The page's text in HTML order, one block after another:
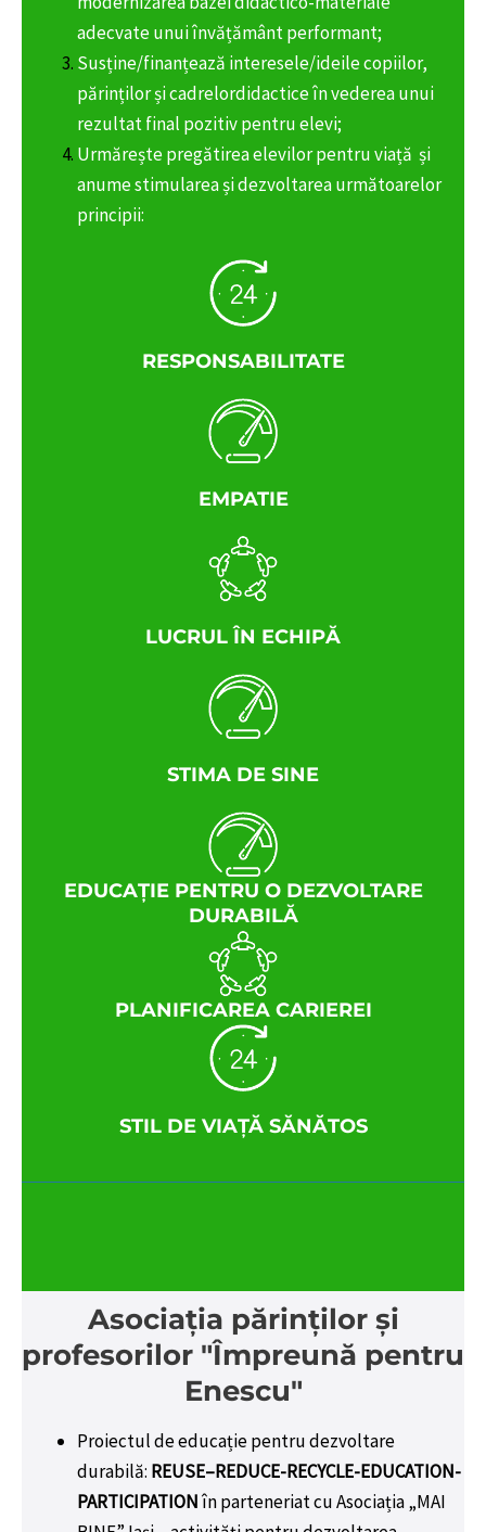
adecvate unui învățământ performant;
Susține/finanțează interesele/ideile copiilor,
părinților și cadrelordidactice în vederea unui
rezultat final pozitiv pentru elevi;
Urmărește pregătirea elevilor pentru viață și
anume stimularea și dezvoltarea următoarelor
principii:
RESPONSABILITATE
EMPATIE
LUCRUL ÎN ECHIPĂ
STIMA DE SINE
EDUCAȚIE PENTRU O DEZVOLTARE
DURABILĂ
PLANIFICAREA CARIEREI
STIL DE VIAȚĂ SĂNĂTOS
Asociația părinților și
profesorilor "Împreună pentru
Enescu"
Proiectul de educație pentru dezvoltare
durabilă: REUSE–REDUCE-RECYCLE-EDUCATION-
PARTICIPATIONîn parteneriat cu Asociația „MAI